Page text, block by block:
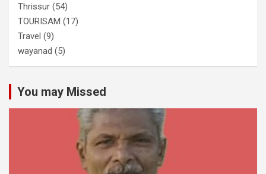
Thrissur (54)
TOURISAM (17)
Travel (9)
wayanad (5)
You may Missed